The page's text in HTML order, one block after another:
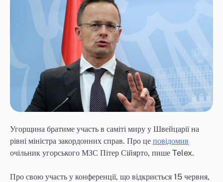
Угорщина братиме участь в саміті миру у Швейцарії на
рівні міністра закордонних справ. Про це повідомив
очільник угорського МЗС Пітер Сійярто, пише Telex.
Про свою участь у конференції, що відкриється 15 червня,